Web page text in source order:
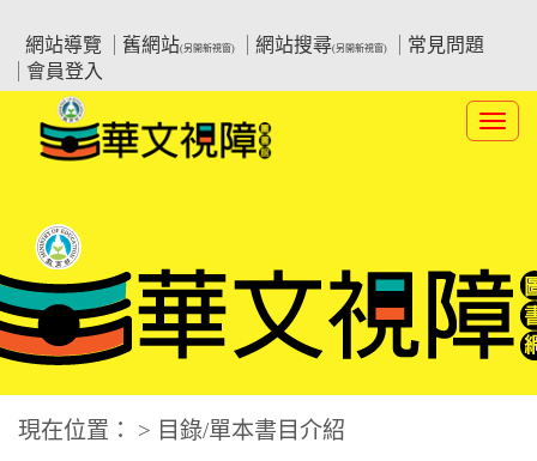
要
網站導覽
舊網站(另開新視窗) 網站搜尋(另開新視窗)
常見問題
會員登入
:::中央區塊
華文視障電子圖書網
現在位置： > 目錄/單本書目介紹